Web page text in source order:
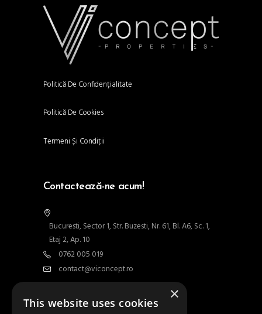
Politică De Confidențialitate
Politică De Cookies
Termeni Și Condiții
Contactează-ne acum!
Bucuresti, Sector 1, Str. Buzesti, Nr. 61, Bl. A6, Sc. 1,
Etaj 2, Ap. 10
0762 005 019
contact@viconcept.ro
Contact ×
This website uses cookies